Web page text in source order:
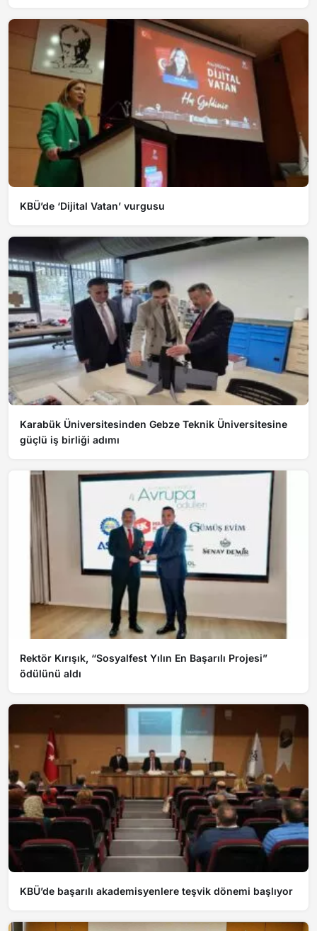
KBÜ’de ‘Dijital Vatan’ vurgusu
Karabük Üniversitesinden Gebze Teknik Üniversitesine
güçlü iş birliği adımı
Rektör Kırışık, “Sosyalfest Yılın En Başarılı Projesi”
ödülünü aldı
KBÜ’de başarılı akademisyenlere teşvik dönemi başlıyor